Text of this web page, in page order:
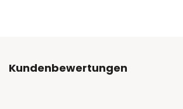
Kundenbewertungen